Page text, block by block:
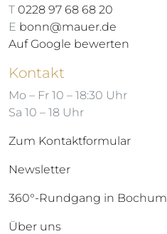
T 0228 97 68 68 20
E bonn@mauer.de
Auf Google bewerten
Kontakt
Mo – Fr 10 – 18:30 Uhr
Sa 10 – 18 Uhr
Zum Kontaktformular
Newsletter
360°-Rundgang in Bochum
Über uns